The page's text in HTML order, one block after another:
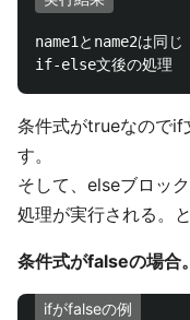
name1とname2は同じ
条件式がtrueなのでif
す。
そして、elseブロッ
処理が実行される。
条件式がfalseの場合。
ifがfalseの例